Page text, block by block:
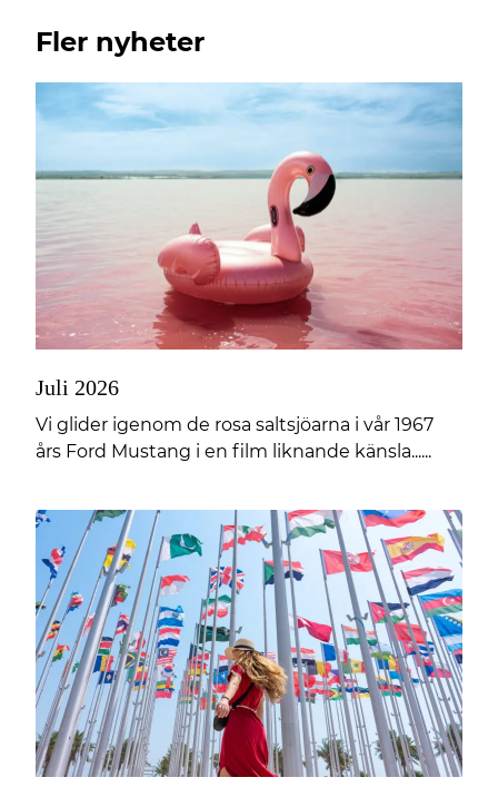
Fler nyheter
Juli 2026
Vi glider igenom de rosa saltsjöarna i vår 1967
års Ford Mustang i en film liknande känsla......